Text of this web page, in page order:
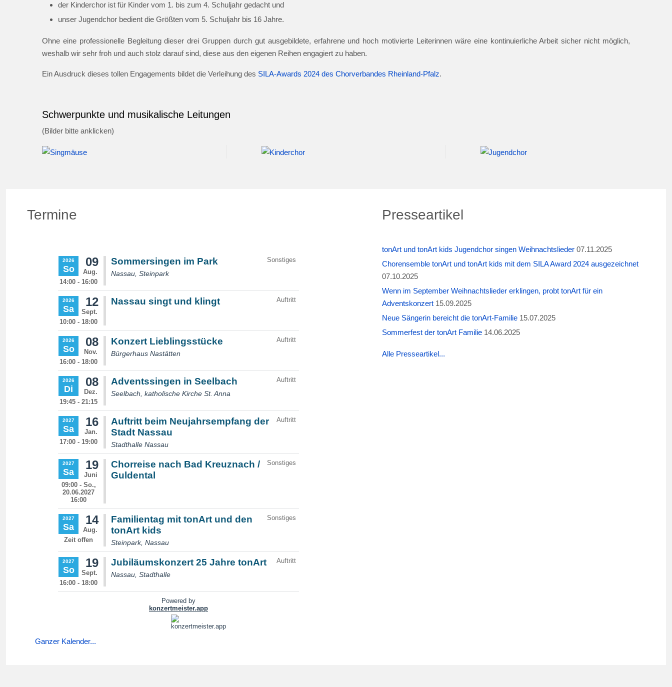
der Kinderchor ist für Kinder vom 1. bis zum 4. Schuljahr gedacht und
unser Jugendchor bedient die Größten vom 5. Schuljahr bis 16 Jahre.
Ohne eine professionelle Begleitung dieser drei Gruppen durch gut ausgebildete, erfahrene und hoch motivierte Leiterinnen wäre eine kontinuierliche Arbeit sicher nicht möglich,
weshalb wir sehr froh und auch stolz darauf sind, diese aus den eigenen Reihen engagiert zu haben.
Ein Ausdruck dieses tollen Engagements bildet die Verleihung des SILA-Awards 2024 des Chorverbandes Rheinland-Pfalz.
Schwerpunkte und musikalische Leitungen
(Bilder bitte anklicken)
Termine
Ganzer Kalender...
Presseartikel
tonArt und tonArt kids Jugendchor singen Weihnachtslieder 07.11.2025
Chorensemble tonArt und tonArt kids mit dem SILA Award 2024 ausgezeichnet
07.10.2025
Wenn im September Weihnachtslieder erklingen, probt tonArt für ein
Adventskonzert 15.09.2025
Neue Sängerin bereicht die tonArt-Familie 15.07.2025
Sommerfest der tonArt Familie 14.06.2025
Alle Presseartikel...